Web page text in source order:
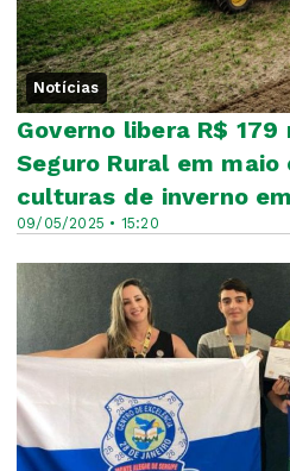
Notícias
09/05/2025 • 15:20
Governo libera R$
Seguro Rural em
culturas de inverno